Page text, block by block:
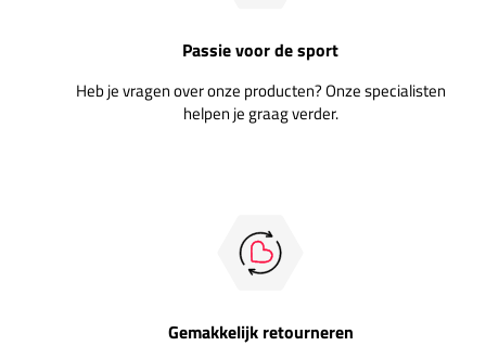
Passie voor de sport
Heb je vragen over onze producten? Onze specialisten
helpen je graag verder.
Gemakkelijk retourneren